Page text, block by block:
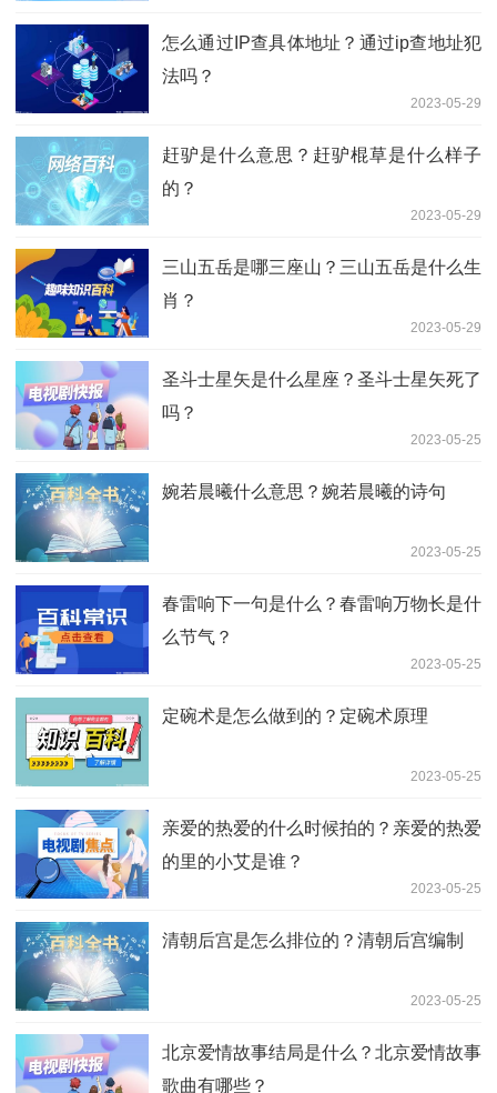
怎么通过IP查具体地址？通过ip查地址犯
法吗？
2023-05-29
赶驴是什么意思？赶驴棍草是什么样子
的？
2023-05-29
三山五岳是哪三座山？三山五岳是什么生
肖？
2023-05-29
圣斗士星矢是什么星座？圣斗士星矢死了
吗？
2023-05-25
婉若晨曦什么意思？婉若晨曦的诗句
2023-05-25
春雷响下一句是什么？春雷响万物长是什
么节气？
2023-05-25
定碗术是怎么做到的？定碗术原理
2023-05-25
亲爱的热爱的什么时候拍的？亲爱的热爱
的里的小艾是谁？
2023-05-25
清朝后宫是怎么排位的？清朝后宫编制
2023-05-25
北京爱情故事结局是什么？北京爱情故事
歌曲有哪些？